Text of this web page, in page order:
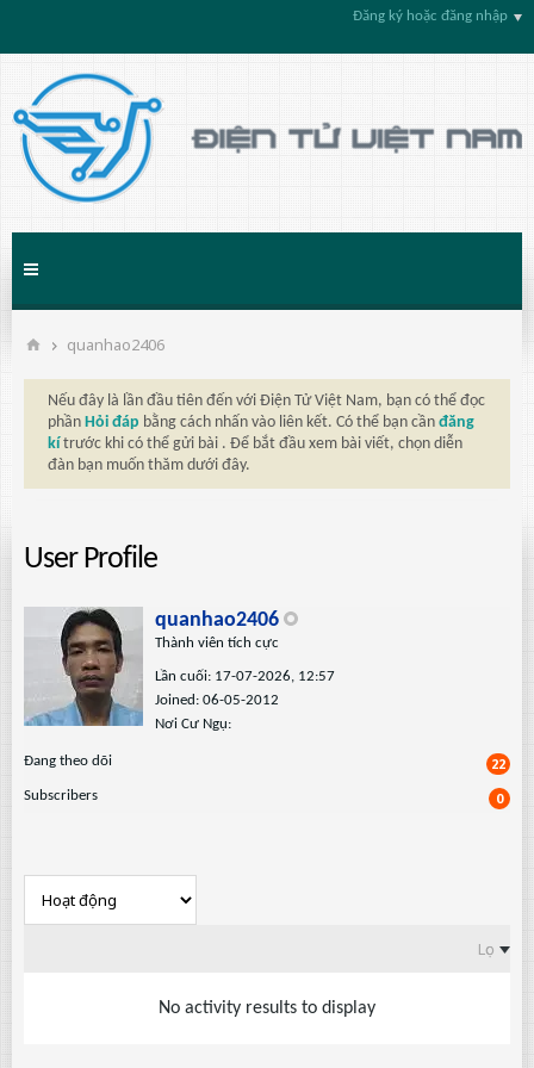
Đăng ký hoặc đăng nhập
quanhao2406
Nếu đây là lần đầu tiên đến với Điện Tử Việt Nam, bạn có thể đọc
phần Hỏi đáp bằng cách nhấn vào liên kết. Có thể bạn cần đăng
kí trước khi có thể gửi bài . Để bắt đầu xem bài viết, chọn diễn
đàn bạn muốn thăm dưới đây.
User Profile
quanhao2406
Thành viên tích cực
Lần cuối: 17-07-2026, 12:57
Joined: 06-05-2012
Nơi Cư Ngụ:
Ðang theo dõi 22
Subscribers 0
Lọc
No activity results to display